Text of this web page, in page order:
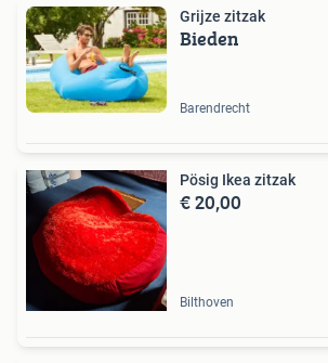
Grijze zitzak
Bieden
Barendrecht
Pösig Ikea zitzak
€ 20,00
Bilthoven